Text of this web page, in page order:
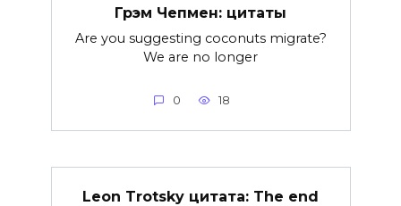
Грэм Чепмен: цитаты
Are you suggesting coconuts migrate?
We are no longer
0 18
Leon Trotsky цитата: The end